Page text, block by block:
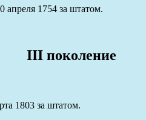
апреля 1754 за штатом.
III поколение
1803 за штатом.